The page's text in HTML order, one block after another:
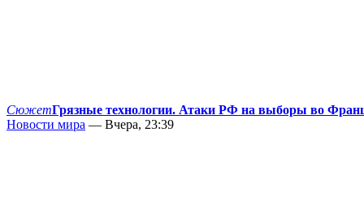
СюжетГрязные технологии. Атаки РФ на выборы во
Новости мира — Вчера, 23:39